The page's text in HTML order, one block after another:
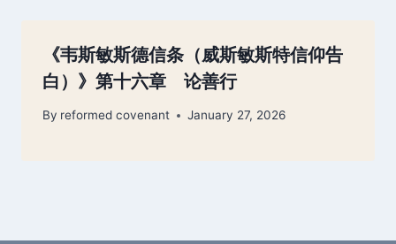
《韦斯敏斯德信条（威斯敏斯特信仰告
白）》第十六章 论善行
By reformed covenant January 27, 2026